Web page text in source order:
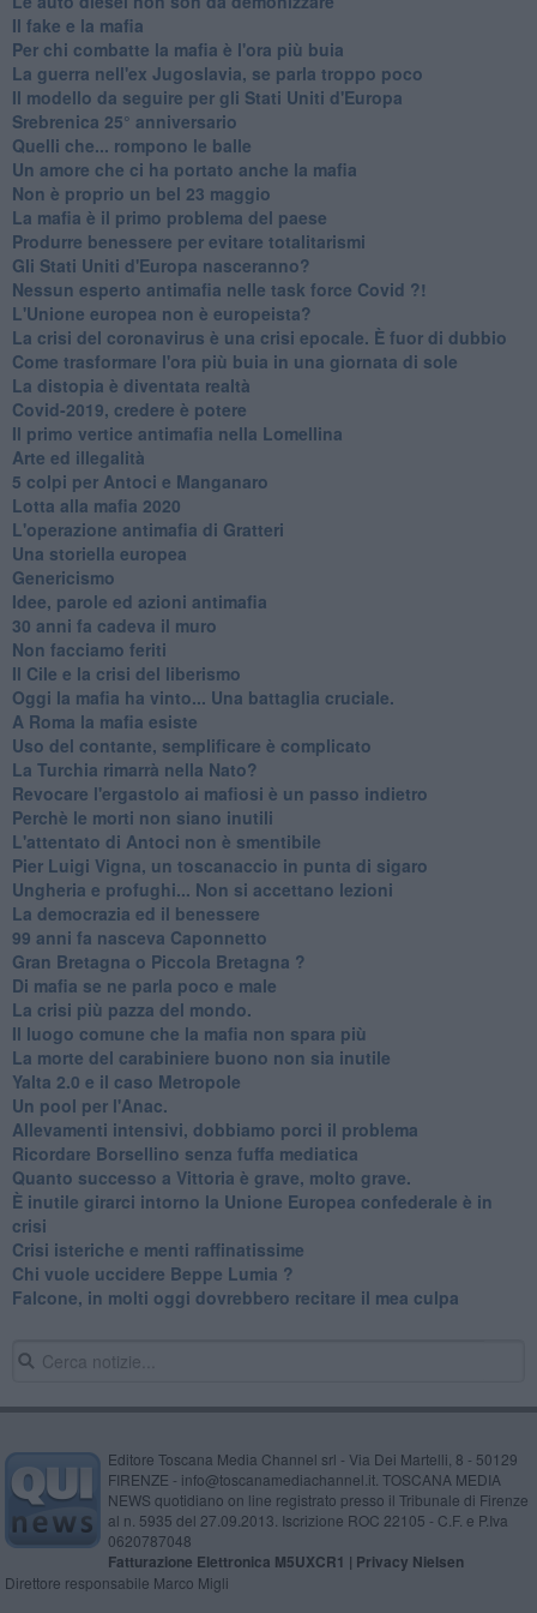
​Il fake e la mafia
Per chi combatte la mafia è l'ora più buia
La guerra nell'ex Jugoslavia, se parla troppo poco
Il modello da seguire per gli Stati Uniti d'Europa
Srebrenica 25° anniversario
Quelli che... rompono le balle
Un amore che ci ha portato anche la mafia
Non è proprio un bel 23 maggio
La mafia è il primo problema del paese
Produrre benessere per evitare totalitarismi
Gli Stati Uniti d'Europa nasceranno?
Nessun esperto antimafia nelle task force Covid ?!
L'Unione europea non è europeista?
La crisi del coronavirus è una crisi epocale. È fuor di dubbio
Come trasformare l'ora più buia in una giornata di sole
​La distopia è diventata realtà
Covid-2019, credere è potere
Il primo vertice antimafia nella Lomellina
Arte ed illegalità
​5 colpi per Antoci e Manganaro
Lotta alla mafia 2020
L'operazione antimafia di Gratteri
Una storiella europea
Genericismo
Idee, parole ed azioni antimafia
30 anni fa cadeva il muro
Non facciamo feriti
Il Cile e la crisi del liberismo
Oggi la mafia ha vinto... Una battaglia cruciale.
A Roma la mafia esiste
Uso del contante, semplificare è complicato
La Turchia rimarrà nella Nato?
Revocare l'ergastolo ai mafiosi è un passo indietro
Perchè le morti non siano inutili
L'attentato di Antoci non è smentibile
Pier Luigi Vigna, un toscanaccio in punta di sigaro
Ungheria e profughi... Non si accettano lezioni
La democrazia ed il benessere
99 anni fa nasceva Caponnetto
Gran Bretagna o Piccola Bretagna ?
Di mafia se ne parla poco e male
La crisi più pazza del mondo.
Il luogo comune che la mafia non spara più
La morte del carabiniere buono non sia inutile
Yalta 2.0 e il caso Metropole
​Un pool per l'Anac.
Allevamenti intensivi, dobbiamo porci il problema
Ricordare Borsellino senza fuffa mediatica
​Quanto successo a Vittoria è grave, molto grave.
​È inutile girarci intorno la Unione Europea confederale è in
crisi
Crisi isteriche e menti raffinatissime
Chi vuole uccidere Beppe Lumia ?
Falcone, in molti oggi dovrebbero recitare il mea culpa
Editore Toscana Media Channel srl - Via Dei Martelli, 8 - 50129
FIRENZE - info@toscanamediachannel.it. TOSCANA MEDIA
NEWS quotidiano on line registrato presso il Tribunale di Firenze
al n. 5935 del 27.09.2013. Iscrizione ROC 22105 - C.F. e P.Iva
0620787048
Fatturazione Elettronica M5UXCR1 | Privacy Nielsen
Direttore responsabile Marco Migli